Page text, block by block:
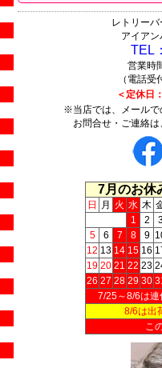
レトリー
アイアン
TEL
営業時
（電話
＜定休日
※当店では、メールで
お問合せ・ご連絡は
7月のお休
日 月 火 水 木
1
2
5
6 7 8 9
12 13 14 15 16
19 20 21 22 23
26 27 28 29 30
7/25～8/6は連
8/6は出
こ